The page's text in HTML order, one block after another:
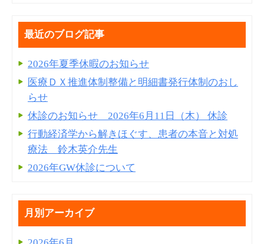
最近のブログ記事
2026年夏季休暇のお知らせ
医療ＤＸ推進体制整備と明細書発⾏体制のおし
らせ
休診のお知らせ 2026年6月11日（木） 休診
行動経済学から解きほぐす、患者の本音と対処
療法 鈴木英介先生
2026年GW休診について
月別アーカイブ